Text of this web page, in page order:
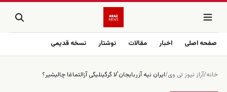
صفحه اصلی اخبار مقالات نوشتار نسخه قدیمی
خانه/آراز نیوز تی وی/ایران نیه آزربایجان'لا گرگینلیگی آزالتماغا چالیشیر؟